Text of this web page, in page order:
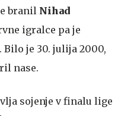
branil Nihad
igralce pa je
. Bilo je 30. julija 2000,
nase.